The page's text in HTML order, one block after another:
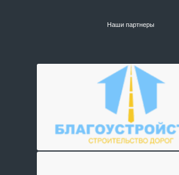
Наши партнеры